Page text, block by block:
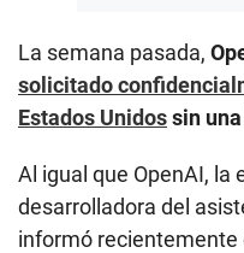
La semana pasada,
solicitado
Estados Unidossin
Al igual que OpenAI, la
desarrolladora del
informó recientemente